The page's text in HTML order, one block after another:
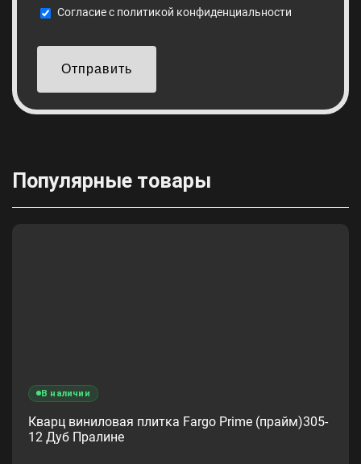
Cогласие с политикой конфиденциальности
Отправить
Популярные товары
В наличии
Кварц виниловая плитка Fargo Prime (прайм)305-
12 Дуб Пралине